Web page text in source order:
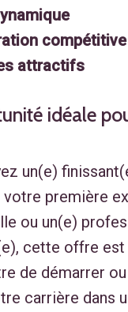
attractifs
idéale
un(e)
votre première
ou un(e)
cette offre est
de démarrer
carrière dans